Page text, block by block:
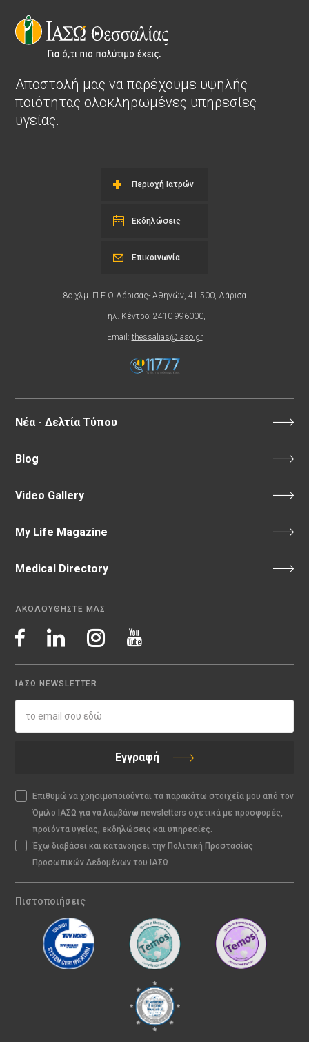
Αποστολή μας να παρέχουμε υψηλής
ποιότητας ολοκληρωμένες υπηρεσίες
υγείας.
Περιοχή Ιατρών
Εκδηλώσεις
8ο χλμ. Π.Ε.Ο Λάρισας- Αθηνών, 41 500, Λάρισα
Τηλ. Κέντρο: 2410 996000,
Email: thessalias@Iaso.gr
Επικοινωνία
Νέα - Δελτία Τύπου
Blog
Video Gallery
My Life Magazine
Medical Directory
ΑΚΟΛΟΥΘΗΣΤΕ ΜΑΣ
ΙΑΣΩ NEWSLETTER
Εγγραφή
Επιθυμώ να χρησιμοποιούνται τα παρακάτω στοιχεία μου από τον
Όμιλο ΙΑΣΩ για να λαμβάνω newsletters σχετικά με προσφορές,
προϊόντα υγείας, εκδηλώσεις και υπηρεσίες.
Έχω διαβάσει και κατανοήσει την Πολιτική Προστασίας
Προσωπικών Δεδομένων του ΙΑΣΩ
Πιστοποιήσεις